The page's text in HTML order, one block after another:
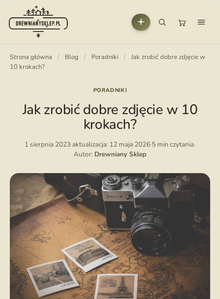
Strona główna / Blog / Poradniki /
Jak zrobić dobre zdjęcie w
10 krokach?
PORADNIKI
Jak zrobić dobre zdjęcie w 10
krokach?
1 sierpnia 2023·aktualizacja: 12 maja 2026·5 min czytania·
Autor: Drewniany Sklep